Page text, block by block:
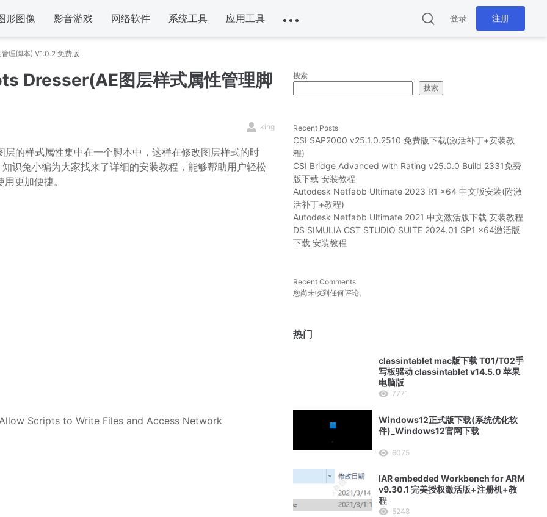
形图像 影音游戏 网络软件 系统工具 应用工具 登录 注册
理脚本) V1.0.2 免费版
Dresser(AE图层样式属性管理脚
king
的样式属性集中在一个脚本中，这样在修改图层样式的时
识兔小编为大家找来了详细的安装教程，能够帮助用户轻松
更加便捷。
Scripts to Write Files and Access Network
搜索
搜索
Recent Posts
CSI SAP2000 v25.1.0.2510 免费版下载(激活补丁+安装教
程)
CSI Bridge Advanced with Rating v25.0.0 Build 2331免费
版下载 安装教程
Autodesk Netfabb Ultimate 2023 R1 x64 中文版安装(附激
活补丁+教程)
Autodesk Netfabb Ultimate 2021 中文激活版下载 安装教程
DS SIMULIA CST STUDIO SUITE 2024.01 SP1 x64激活版
下载 安装教程
Recent Comments
您尚未收到任何评论。
热门
classintablet mac版下载 T01/T02手
写板驱动 classintablet v14.5.0 苹果
电脑版
7771
Windows12正式版下载(系统优化软
件)_Windows12官网下载
6075
IAR embedded Workbench for ARM
v9.30.1 完美授权激活版+注册机+教
程
5248